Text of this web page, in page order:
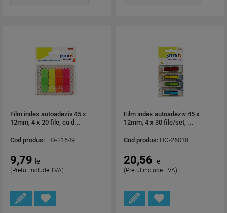
Film index autoadeziv 45 x
12mm, 4 x 20 file, cu d...
Cod produs: HO-21649
9,79 lei
(Pretul include TVA)
Film index autoadeziv 45 x
12mm, 4 x 30 file/set, ...
Cod produs: HO-26018
20,56 lei
(Pretul include TVA)